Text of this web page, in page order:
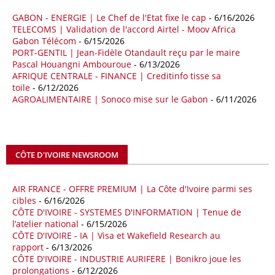
quatre premiers mois de 2025.
09/05/26 ITALIE - LIBYE
Les deux pays veulent accélérer leurs projets gaziers communs, afin
de sécuriser davantage les approvisionnements énergétiques en
Méditerranée, dans un contexte marqué par des tensions
géopolitiques internationales et des perturbations sur le marché
mondial du gaz. Réunis à Rome le jeudi 7 mai, la Première ministre
coopération et les investissements dans le secteur énergétique. Cette
séquence survient alors que Rome cherche à réduire son exposition
18/04/26 ALGERIE - BP
La multinationale BP signe son retour en Algérie où un permis de
prospection d’hydrocarbures dans le bassin oriental lui a été attribué
par l’Agence nationale pour la valorisation des ressources en
hydrocarbures (ALNAFT). L’information rendue publique mercredi 15
avril par l’institution, intervient dans le cadre de sa politique de relance
GABON - ENERGIE | Le Chef de l'Etat fixe le cap - 6/16/2026
TELECOMS | Validation de l'accord Airtel - Moov Africa
Gabon Télécom - 6/15/2026
PORT-GENTIL | Jean-Fidèle Otandault reçu par le maire
Pascal Houangni Ambouroue - 6/13/2026
AFRIQUE CENTRALE - FINANCE | Creditinfo tisse sa
toile - 6/12/2026
AGROALIMENTAIRE | Sonoco mise sur le Gabon - 6/11/2026
CÔTE D'IVOIRE NEWSROOM
AIR FRANCE - OFFRE PREMIUM | La Côte d'Ivoire parmi ses
cibles - 6/16/2026
CÔTE D'IVOIRE - SYSTEMES D'INFORMATION | Tenue de
l’atelier national - 6/15/2026
CÔTE D'IVOIRE - IA | Visa et Wakefield Research au
rapport - 6/13/2026
CÔTE D'IVOIRE - INDUSTRIE AURIFERE | Bonikro joue les
prolongations - 6/12/2026